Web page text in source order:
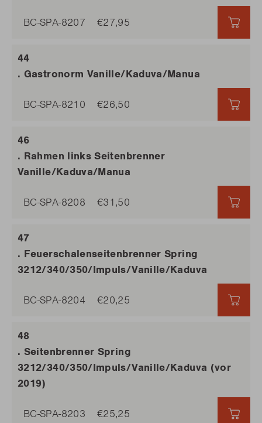
. Seitenbrenner Spring
3212/340/350/Impuls/Vanille/Kaduva (vor
2019)
BC-SPA-8203 €25,25
. Feuerschalenseitenbrenner Spring
3212/340/350/Impuls/Vanille/Kaduva
BC-SPA-8204 €20,25
BC-SPA-8207 €27,95
. Rahmen links Seitenbrenner
Vanille/Kaduva/Manua
BC-SPA-8208 €31,50
. Gastronorm Vanille/Kaduva/Manua
BC-SPA-8210 €26,50